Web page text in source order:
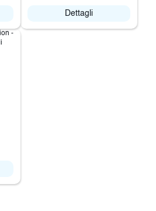
Dettagli